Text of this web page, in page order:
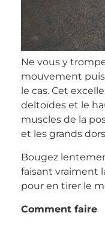
Ne vous y
mouvement
le cas. Cet
deltoïdes et le
muscles de la
et les grands
Bougez
faisant vraiment
pour en tirer le
Comment faire